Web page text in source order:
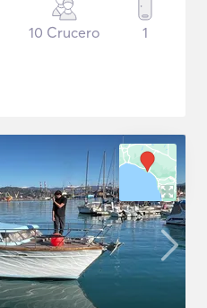
10 Crucero 1